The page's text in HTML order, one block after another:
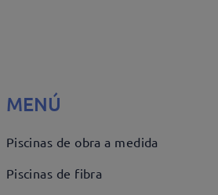
MENÚ
Piscinas de obra a medida
Piscinas de fibra